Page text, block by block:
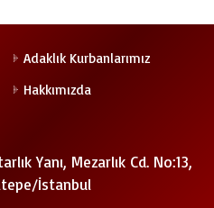
Adaklık Kurbanlarımız
Hakkımızda
Yanı, Mezarlık Cd. No:13,
İstanbul